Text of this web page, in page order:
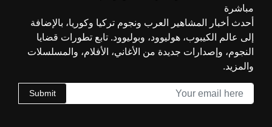
مباشرة
أحدث أخبار المشاهير العرب ونجوم تركيا وكوريا، بالإضافة
إلى عالم الكيبوب، هوليوود، وبوليوود. تابع تطورات قضايا
النجوم، وإصدارات جديدة من الأغاني، الأفلام، والمسلسلات
والمزيد.
Submit